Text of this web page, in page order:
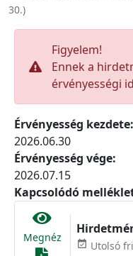
30.)
Figyelem!
Ennek a
érvényességi
Érvényesség kezdete:
2026.06.30
Érvényesség vége:
2026.07.15
Kapcsolódó
Megnéz event_available Utolsó